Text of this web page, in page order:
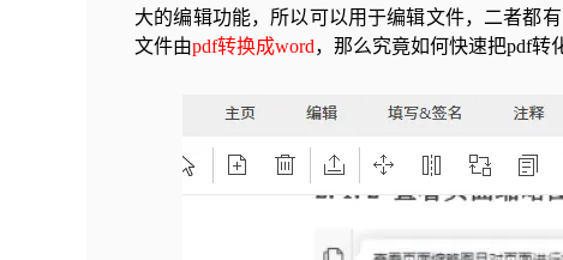
大的编辑功能，所以可以用于编辑文件，二者都
文件由pdf转换成word，那么究竟如何快速把pdf转